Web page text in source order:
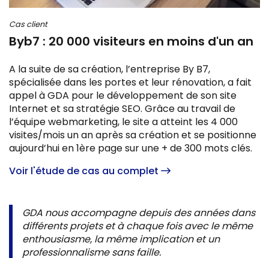
Cas client
Byb7 : 20 000 visiteurs en moins d'un an
A la suite de sa création, l’entreprise By B7,
spécialisée dans les portes et leur rénovation, a fait
appel à GDA pour le développement de son site
Internet et sa stratégie SEO. Grâce au travail de
l’équipe webmarketing, le site a atteint les 4 000
visites/mois un an après sa création et se positionne
aujourd’hui en 1ère page sur une + de 300 mots clés.
Voir l'étude de cas au complet
GDA nous accompagne depuis des années dans
différents projets et à chaque fois avec le même
enthousiasme, la même implication et un
professionnalisme sans faille.